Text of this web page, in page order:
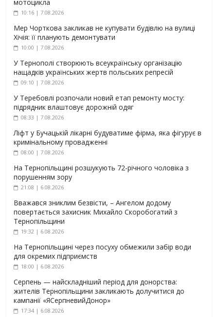
мотоцикла
10:16 | 7.08.2026
Мер Чорткова закликав не купувати будівлю на вулиці
Хічія: її планують демонтувати
10:00 | 7.08.2026
У Тернополі створюють всеукраїнську організацію
нащадків українських жертв польських репресій
09:10 | 7.08.2026
У Теребовлі розпочали новий етап ремонту мосту:
підрядник влаштовує дорожній одяг
08:33 | 7.08.2026
Ліфт у Бучацькій лікарні будуватиме фірма, яка фігурує в
кримінальному провадженні
08:00 | 7.08.2026
На Тернопільщині розшукують 72-річного чоловіка з
порушенням зору
21:08 | 6.08.2026
Вважався зниклим безвісти, – Ангелом додому
повертається захисник Михайло Скоробогатий з
Тернопільщини
19:32 | 6.08.2026
На Тернопільщині через посуху обмежили забір води
для окремих підприємств
18:00 | 6.08.2026
Серпень — найскладніший період для донорства:
жителів Тернопільщини закликають долучитися до
кампанії «ЯСерпневийДонор»
17:34 | 6.08.2026